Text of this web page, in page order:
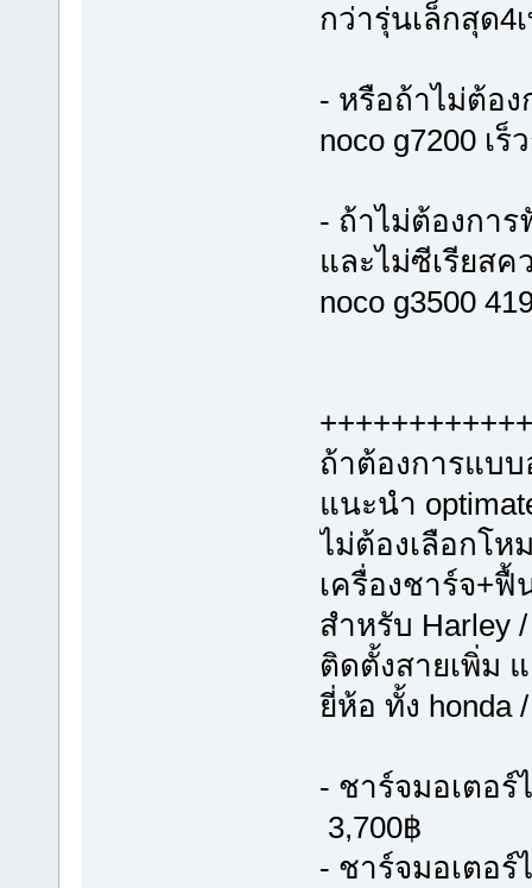
กว่ารุ่นเล็กสุด4
- หรือถ้าไม่ต้อ
noco g7200 เ
- ถ้าไม่ต้องกา
และไม่ซีเรียส
noco g3500
ถ้าต้องการแบบ
แนะนำ
ไม่ต้องเลือกโ
เครื่องชาร์จ+
สำหรับ Harley
ติดตั้งสายเพิ่ม
ยี่ห้อ ทั้ง honda
- ชาร์จมอเตอร์
3,700฿
- ชาร์จมอเตอ